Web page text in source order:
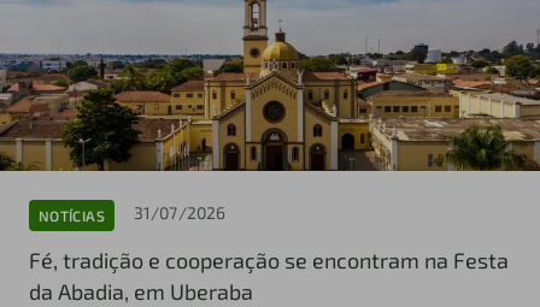
NOTÍCIAS 31/07/2026
Fé, tradição e cooperação se encontram na Festa
da Abadia, em Uberaba